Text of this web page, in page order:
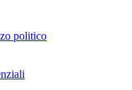
politico